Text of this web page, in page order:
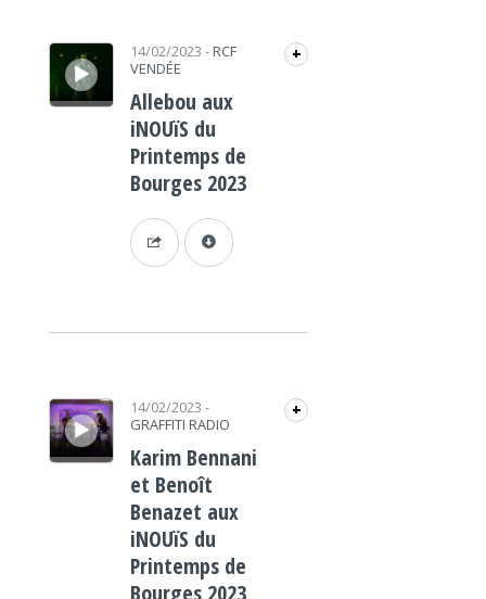
Lecteur audio 14/02/2023 - RCF
VENDÉE
+
Allebou aux
iNOUïS du
Printemps de
Bourges 2023
Lecteur audio 14/02/2023 -
GRAFFITI RADIO
+
Karim Bennani
et Benoît
Benazet aux
iNOUïS du
Printemps de
Bourges 2023